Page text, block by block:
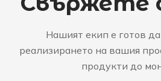
Нашият екип е готов
реализирането на вашия
продукти до